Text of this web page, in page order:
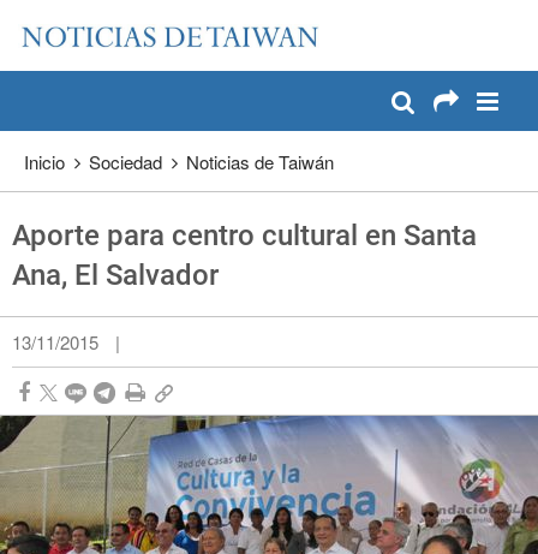
Pase a contenido principal
Inicio Sociedad Noticias de Taiwán
Aporte para centro cultural en Santa
Ana, El Salvador
13/11/2015 |